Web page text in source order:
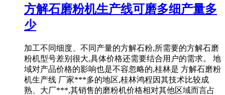
方解石磨粉机生产线可磨多细产量多
少
加工不同细度、不同产量的方解石粉,所需要的方解石磨
粉机型号差别很大,具体价格还需要结合用户的需求。 地
域对产品价格的影响也是不容忽略的,桂林是 方解石磨粉
机生产线 厂家***多的地区,桂林鸿程因其技术比较成
熟、大厂***,其销售的磨粉机价格相对其他区域而言占